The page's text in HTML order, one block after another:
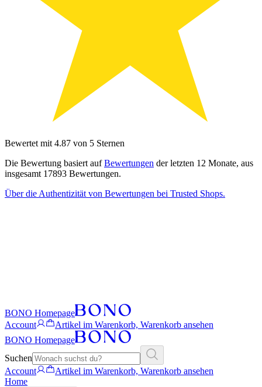
Bewertet mit 4.87 von 5 Sternen
Die Bewertung basiert aufBewertungen der letzten 12 Monate, aus
insgesamt 17893 Bewertungen.
Über die Authentizität von Bewertungen bei Trusted Shops.
BONO Homepage
Account
Artikel im Warenkorb, Warenkorb ansehen
BONO Homepage
Suchen
Account
Artikel im Warenkorb, Warenkorb ansehen
Home